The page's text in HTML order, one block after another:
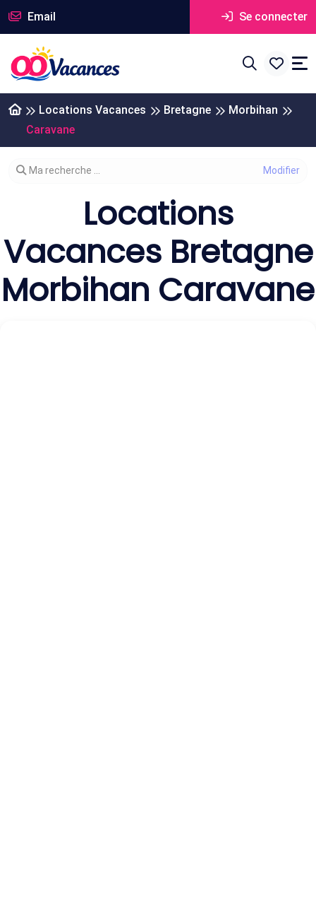
Email Se connecter
Locations Vacances Bretagne
Morbihan
Caravane
Modifier votre recherche
Ma recherche ...
Locations
Vacances Bretagne
Morbihan Caravane